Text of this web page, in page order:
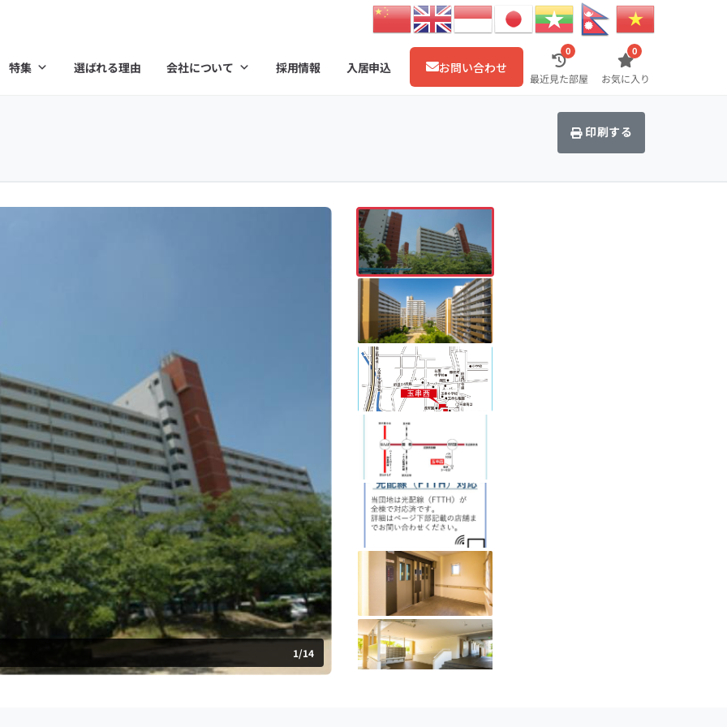
特集 選ばれる理由 会社について 採用情報 入居申込 お問い合わせ
0
最近見た部屋
0
お気に入り
印刷する
1/14